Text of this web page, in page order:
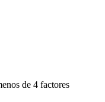
de 4 factores